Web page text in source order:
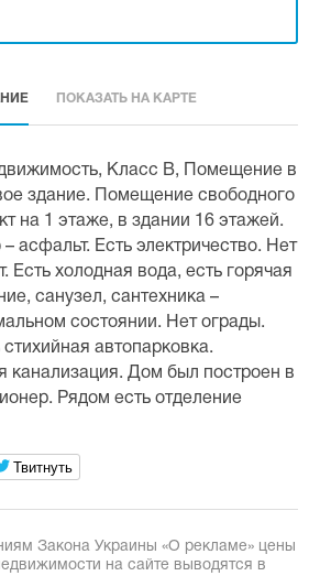
ПОКАЗАТЬ НА КАРТЕ
Класс B, Помещение в
здание. Помещение свободного
на 1 этаже, в здании 16 этажей.
асфальт. Есть электричество. Нет
Есть холодная вода, есть горячая
санузел, сантехника –
состоянии. Нет ограды.
автопарковка.
канализация. Дом был построен в
Рядом есть отделение
Твитнуть
Закона Украины «О рекламе» цены
на сайте выводятся в